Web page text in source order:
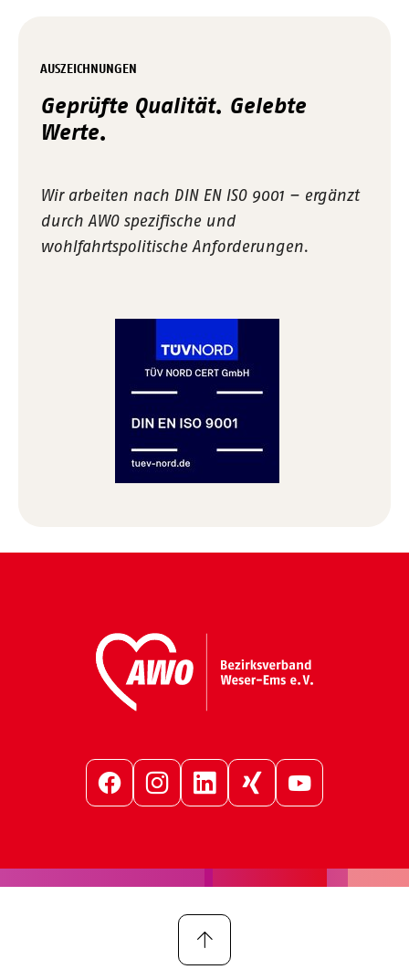
AUSZEICHNUNGEN
Geprüfte Qualität. Gelebte
Werte.
Wir arbeiten nach DIN EN ISO 9001 – ergänzt
durch AWO spezifische und
wohlfahrtspolitische Anforderungen.
FacebookInstagramLinkedInXing YouTube